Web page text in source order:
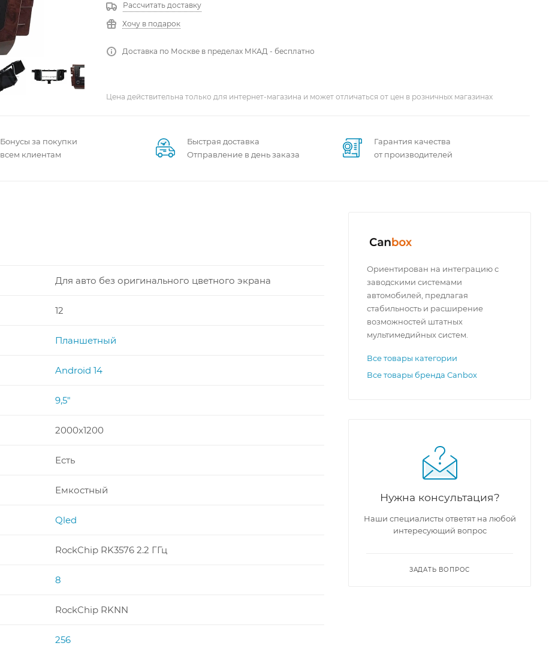
Рассчитать доставку
Хочу в подарок
Доставка по Москве в пределах МКАД - бесплатно
Цена действительна только для интернет-магазина и может отличаться от цен в розничных магазинах
Бонусы за покупки
всем клиентам
Быстрая доставка
Отправление в день заказа
Гарантия качества
от производителей
Для авто без оригинального цветного экрана
12
Планшетный
Android 14
9,5"
2000x1200
Есть
Емкостный
Qled
RockChip RK3576 2.2 ГГц
8
RockChip RKNN
256
Ориентирован на интеграцию с
заводскими системами
автомобилей, предлагая
стабильность и расширение
возможностей штатных
мультимедийных систем.
Все товары категории
Все товары бренда Canbox
Нужна консультация?
Наши специалисты ответят на любой
интересующий вопрос
ЗАДАТЬ ВОПРОС